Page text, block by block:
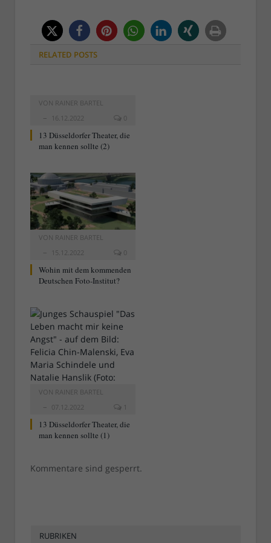
RELATED POSTS
VON RAINER BARTEL
16.12.2022
0
13 Düsseldorfer Theater, die
man kennen sollte (2)
VON RAINER BARTEL
15.12.2022
0
Wohin mit dem kommenden
Deutschen Foto-Institut?
VON RAINER BARTEL
07.12.2022
1
13 Düsseldorfer Theater, die
man kennen sollte (1)
Kommentare sind gesperrt.
RUBRIKEN